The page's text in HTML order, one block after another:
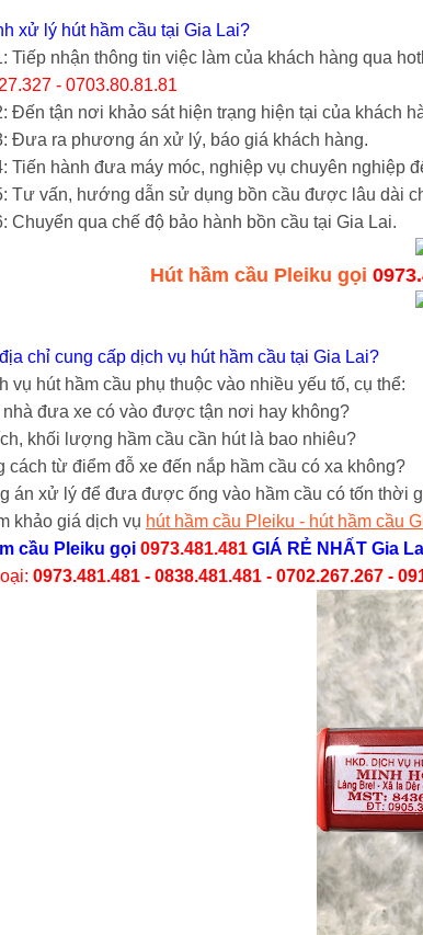
xử lý hút hầm cầu tại Gia Lai?
Tiếp nhận thông tin việc làm của khách hàng qua
- 0703.80.81.81
Đến tận nơi khảo sát hiện trạng hiện tại của khách
Đưa ra phương án xử lý, báo giá khách hàng.
Tiến hành đưa máy móc, nghiệp vụ chuyên nghiệp
Tư vấn, hướng dẫn sử dụng bồn cầu được lâu dài
Chuyển qua chế độ bảo hành bồn cầu tại Gia Lai.
Hút hầm cầu Pleiku gọi
chỉ cung cấp dịch vụ hút hầm cầu tại Gia Lai?
vụ hút hầm cầu phụ thuộc vào nhiều yếu tố, cụ thể:
đưa xe có vào được tận nơi hay không?
khối lượng hầm cầu cần hút là bao nhiêu?
cách từ điểm đỗ xe đến nắp hầm cầu có xa không?
án xử lý để đưa được ống vào hầm cầu có tốn thời
khảo giá dịch vụ hút hầm cầu Pleiku - hút hầm cầu
cầu Pleiku gọi 0973.481.481 GIÁ RẺ NHẤT Gia
0973.481.481 - 0838.481.481 - 0702.267.267 -